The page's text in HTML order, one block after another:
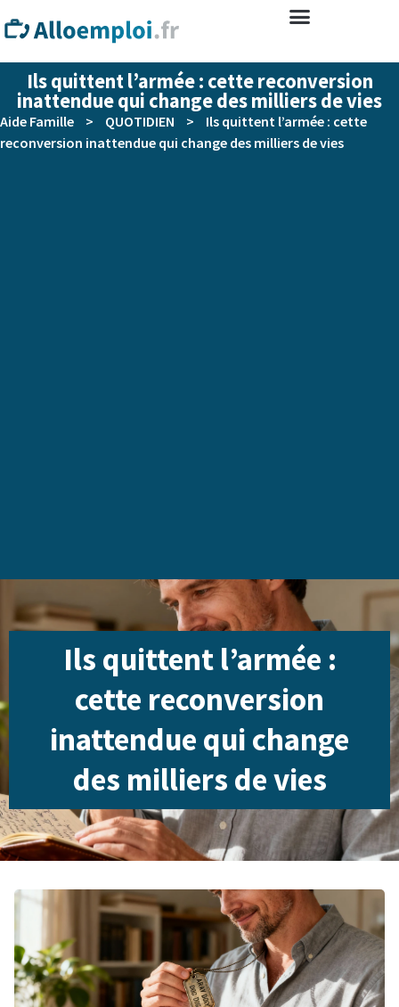
Ils quittent l’armée : cette reconversion
inattendue qui change des milliers de vies
Aide Famille > QUOTIDIEN >
Ils quittent l’armée : cette
reconversion inattendue qui change des milliers de vies
Ils quittent l’armée :
cette reconversion
inattendue qui change
des milliers de vies